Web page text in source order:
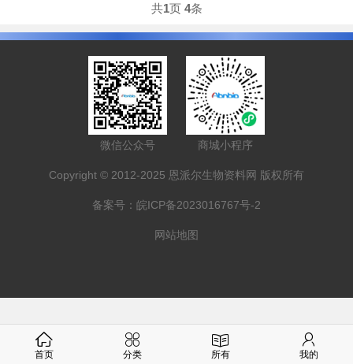
共1页 4条
微信公众号 商城小程序
Copyright © 2012-2025 恩派尔生物资料网 版权所有
备案号： 皖ICP备2023016767号-2
网站地图
首页 分类 所有 我的